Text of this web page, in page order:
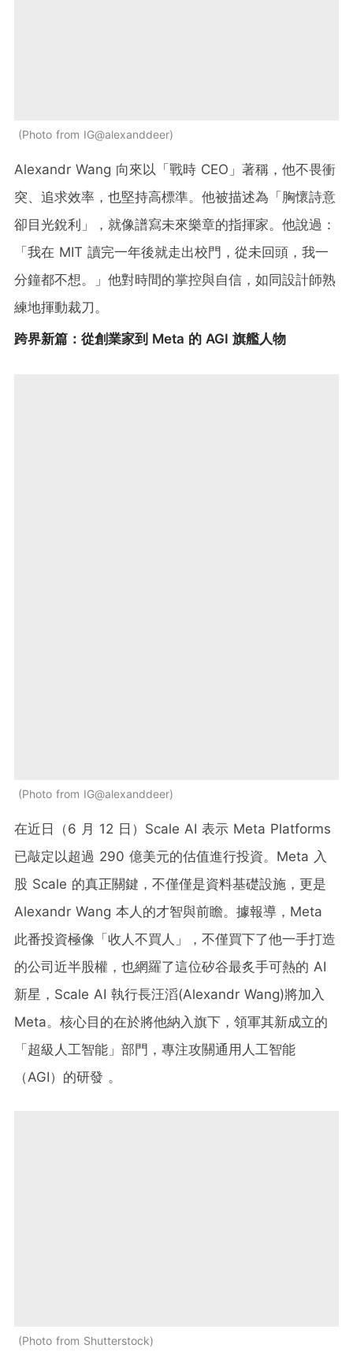
Photo from IG@alexanddeer
Alexandr Wang 向來以「戰時 CEO」著稱，他不畏衝
突、追求效率，也堅持高標準。他被描述為「胸懷詩意
卻目光銳利」，就像譜寫未來樂章的指揮家。他說過：
「我在 MIT 讀完一年後就走出校門，從未回頭，我一
分鐘都不想。」他對時間的掌控與自信，如同設計師熟
練地揮動裁刀。
跨界新篇：從創業家到 Meta 的 AGI 旗艦人物
Photo from IG@alexanddeer
在近日（6 月 12 日）Scale AI 表示 Meta Platforms
已敲定以超過 290 億美元的估值進行投資。Meta 入
股 Scale 的真正關鍵，不僅僅是資料基礎設施，更是
Alexandr Wang 本人的才智與前瞻。據報導，Meta
此番投資極像「收人不買人」，不僅買下了他一手打造
的公司近半股權，也網羅了這位矽谷最炙手可熱的 AI
新星，Scale AI 執行長汪滔(Alexandr Wang)將加入
Meta。核心目的在於將他納入旗下，領軍其新成立的
「超級人工智能」部門，專注攻關通用人工智能
（AGI）的研發 。
Photo from Shutterstock